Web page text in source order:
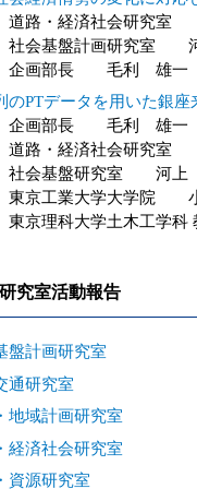
道路・経済社会研究
社会基盤計画研究室
企画部長 毛利 雄一
のPTデータを用いた銀
企画部長 毛利 雄一
道路・経済社会研究
社会基盤研究室 河上
東京工業大学大学院
東京理科大学土木工
室活動報告
盤計画研究室
通研究室
地域計画研究室
経済社会研究室
資源研究室